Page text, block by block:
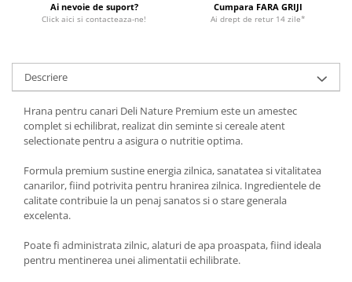
Ai nevoie de suport?
Click aici si contacteaza-ne!
Cumpara FARA GRIJI
Ai drept de retur 14 zile*
Descriere
Hrana pentru canari Deli Nature Premium este un amestec
complet si echilibrat, realizat din seminte si cereale atent
selectionate pentru a asigura o nutritie optima.
Formula premium sustine energia zilnica, sanatatea si vitalitatea
canarilor, fiind potrivita pentru hranirea zilnica. Ingredientele de
calitate contribuie la un penaj sanatos si o stare generala
excelenta.
Poate fi administrata zilnic, alaturi de apa proaspata, fiind ideala
pentru mentinerea unei alimentatii echilibrate.